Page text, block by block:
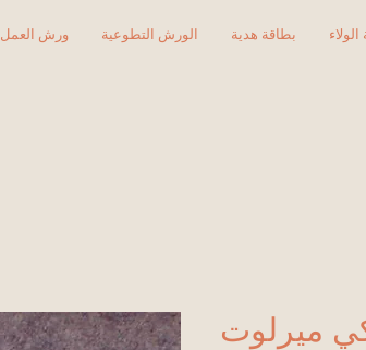
ورش العمل الورش التطوعية بطاقة هدية